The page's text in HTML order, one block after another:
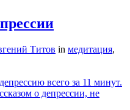
Титов in медитация,
всего за 11 минут.
о депрессии, не